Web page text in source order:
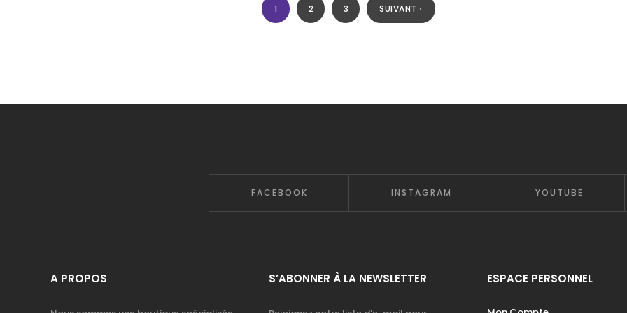
1 2 3 SUIVANT ›
FACEBOOK INSTAGRAM YOUTUBE
A PROPOS S’ABONNER À LA NEWSLETTER ESPACE PERSONNEL